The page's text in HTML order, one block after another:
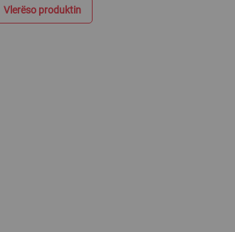
Vlerëso produktin